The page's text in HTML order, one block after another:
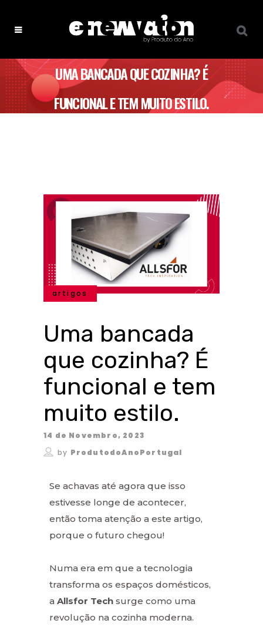
UMA BANCADA QUE COZINHA? É
FUNCIONAL E TEM MUITO ESTILO.
artigos
Uma bancada
que cozinha? É
funcional e tem
muito estilo.
14 de Novembro, 2023
by ProdutodoAnoPortugal
Se achavas até agora que isso
estivesse longe de acontecer,
então toma atenção a este artigo,
porque o futuro chegou!
Numa era em que a tecnologia
transforma os espaços domésticos,
a Allsfor Tech surge como uma
revolução na cozinha moderna.